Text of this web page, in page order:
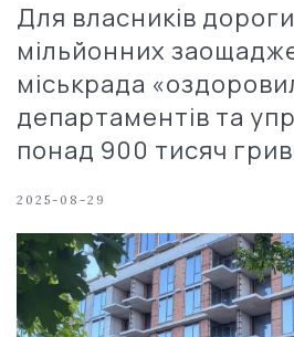
Для власників
мільйонних
міськрада
департаментів та
понад 900 тисяч
2025-08-29